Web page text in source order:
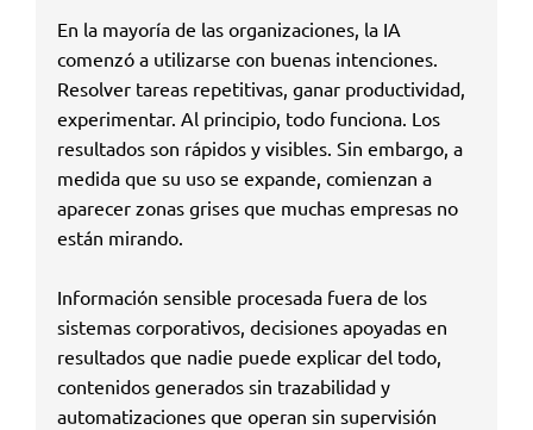
En la mayoría de las organizaciones, la IA
comenzó a utilizarse con buenas intenciones.
Resolver tareas repetitivas, ganar productividad,
experimentar. Al principio, todo funciona. Los
resultados son rápidos y visibles. Sin embargo, a
medida que su uso se expande, comienzan a
aparecer zonas grises que muchas empresas no
están mirando.
Información sensible procesada fuera de los
sistemas corporativos, decisiones apoyadas en
resultados que nadie puede explicar del todo,
contenidos generados sin trazabilidad y
automatizaciones que operan sin supervisión